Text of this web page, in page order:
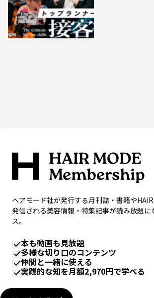
ヘアモード社が発行する月刊誌・書籍や
発信される美容情報・特集記事が読み放題に
ス。
本も動画も見放題
多様な切り口のコンテンツ
仲間と一緒に使える
実践的な知を月額2,970円で学べる